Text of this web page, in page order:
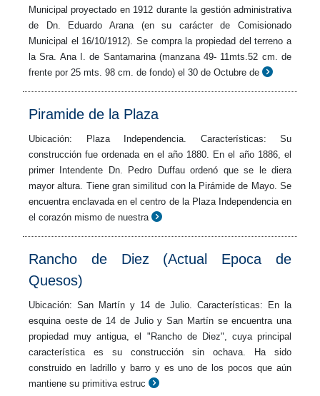
Municipal proyectado en 1912 durante la gestión administrativa
de Dn. Eduardo Arana (en su carácter de Comisionado
Municipal el 16/10/1912). Se compra la propiedad del terreno a
la Sra. Ana I. de Santamarina (manzana 49- 11mts.52 cm. de
frente por 25 mts. 98 cm. de fondo) el 30 de Octubre de
Piramide de la Plaza
Ubicación: Plaza Independencia. Características: Su
construcción fue ordenada en el año 1880. En el año 1886, el
primer Intendente Dn. Pedro Duffau ordenó que se le diera
mayor altura. Tiene gran similitud con la Pirámide de Mayo. Se
encuentra enclavada en el centro de la Plaza Independencia en
el corazón mismo de nuestra
Rancho de Diez (Actual Epoca de
Quesos)
Ubicación: San Martín y 14 de Julio. Características: En la
esquina oeste de 14 de Julio y San Martín se encuentra una
propiedad muy antigua, el "Rancho de Diez", cuya principal
característica es su construcción sin ochava. Ha sido
construido en ladrillo y barro y es uno de los pocos que aún
mantiene su primitiva estruc